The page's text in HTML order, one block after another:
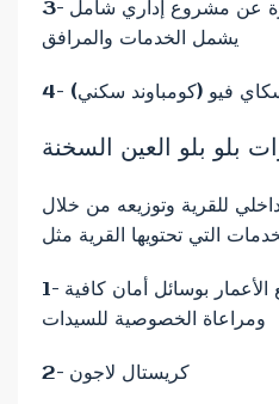
3- هايد كوارتر بيزنس وهو عبارة عن مشروع إداري شامل
يشمل الخدمات والمرافق
سكاي فيو (كومباوند سكني)
بلو بلو العين السخنة
للقرية وتوزيعه من خلال
1- حمامات سباحة لجميع الأعمار بوسائل أمان كافية
ومراعاة الخصوصية للسيدات
2- كريستال لاجون